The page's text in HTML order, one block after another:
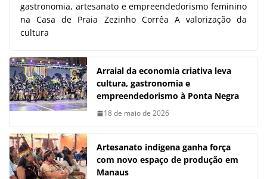
gastronomia, artesanato e empreendedorismo feminino
na Casa de Praia Zezinho Corrêa A valorização da
cultura
Arraial da economia criativa leva
cultura, gastronomia e
empreendedorismo à Ponta Negra
18 de maio de 2026
Artesanato indígena ganha força
com novo espaço de produção em
Manaus